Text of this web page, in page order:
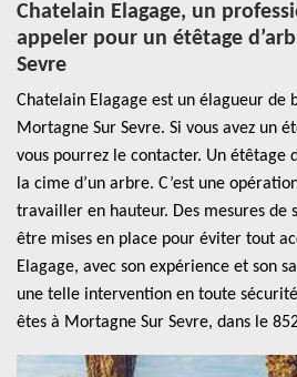
Chatelain Elagage, un
appeler pour un étêtage
Sevre
Chatelain Elagage est un élagueur de
Mortagne Sur Sevre. Si vous avez un
vous pourrez le contacter. Un étêtage
la cime d’un arbre. C’est une
travailler en hauteur. Des mesures de
être mises en place pour éviter tout
Elagage, avec son expérience et son
une telle intervention en toute
êtes à Mortagne Sur Sevre, dans le